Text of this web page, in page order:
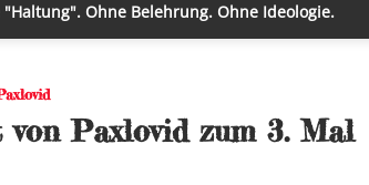
Ohne Belehrung. Ohne Ideologie.
Paxlovid zum 3. Mal